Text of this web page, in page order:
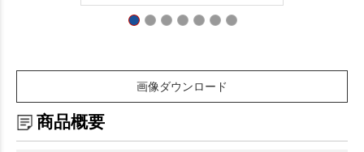
画像ダウンロード
商品概要